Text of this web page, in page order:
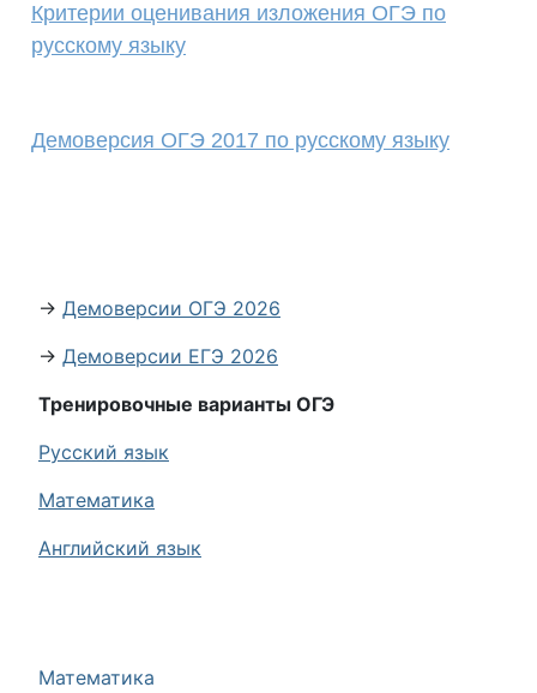
Математика
Критерии оценивания изложения ОГЭ по
русскому языку
Демоверсия ОГЭ 2017 по русскому языку
→ Демоверсии ОГЭ 2026
→ Демоверсии ЕГЭ 2026
Тренировочные варианты ОГЭ
Русский язык
Математика
Английский язык